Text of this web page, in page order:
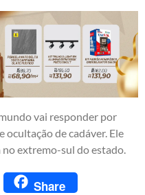
vai responder por
de cadáver. Ele
extremo-sul do estado.
PrintFriendly
Share